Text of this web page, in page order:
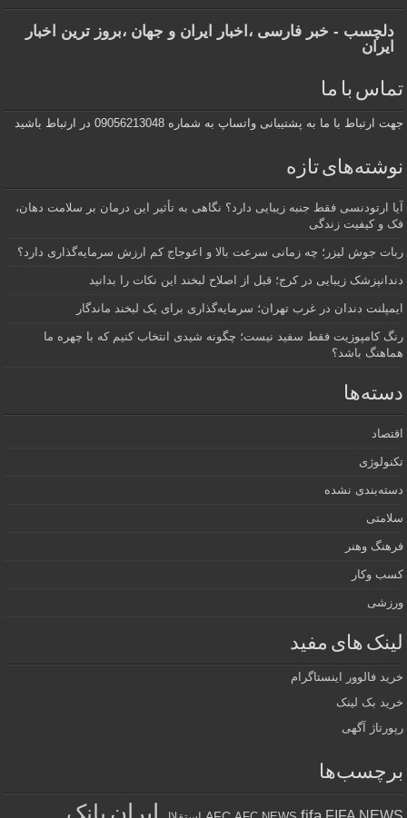
دلچسب - خبر فارسی ،اخبار ایران و جهان ،بروز ترین اخبار
ایران
تماس با ما
جهت ارتباط با ما به پشتیبانی واتساپ به شماره 09056213048 در ارتباط باشید
نوشته‌های تازه
آیا ارتودنسی فقط جنبه زیبایی دارد؟ نگاهی به تأثیر این درمان بر سلامت دهان،
فک و کیفیت زندگی
ربات جوش لیزر؛ چه زمانی سرعت بالا و اعوجاج کم ارزش سرمایه‌گذاری دارد؟
دندانپزشک زیبایی در کرج؛ قبل از اصلاح لبخند این نکات را بدانید
ایمپلنت دندان در غرب تهران؛ سرمایه‌گذاری برای یک لبخند ماندگار
رنگ کامپوزیت فقط سفید نیست؛ چگونه شیدی انتخاب کنیم که با چهره ما
هماهنگ باشد؟
دسته‌ها
اقتصاد
تکنولوژی
دسته‌بندی نشده
سلامتی
فرهنگ وهنر
کسب وکار
ورزشی
لینک های مفید
خرید فالوور اینستاگرام
خرید بک لینک
رپورتاژ آگهی
برچسب‌ها
ایران بانک